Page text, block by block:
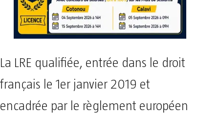
La LRE qualifiée, entrée dans le droit
français le 1er janvier 2019 et
encadrée par le règlement européen